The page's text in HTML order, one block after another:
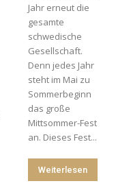
Jahr erneut die
gesamte
schwedische
Gesellschaft.
Denn jedes Jahr
steht im Mai zu
Sommerbeginn
das große
Mittsommer-Fest
an. Dieses Fest...
Weiterlesen